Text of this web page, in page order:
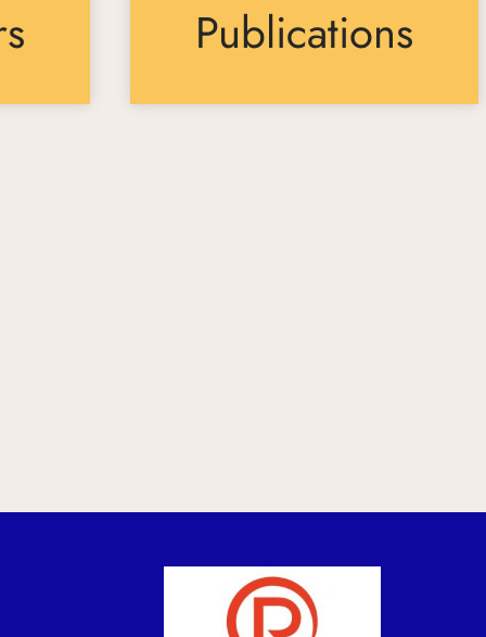
Publications